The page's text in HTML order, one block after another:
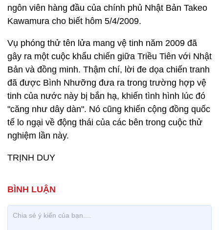
ngôn viên hàng đầu của chính phủ Nhật Bản Takeo
Kawamura cho biết hôm 5/4/2009.
Vụ phóng thử tên lửa mang vệ tinh năm 2009 đã
gây ra một cuộc khẩu chiến giữa Triều Tiên với Nhật
Bản và đồng minh. Thậm chí, lời đe dọa chiến tranh
đã được Bình Nhưỡng đưa ra trong trường hợp vệ
tinh của nước này bị bắn hạ, khiến tình hình lúc đó
"căng như dây dàn". Nó cũng khiến cộng đồng quốc
tế lo ngại về động thái của các bên trong cuộc thử
nghiệm lần này.
TRỊNH DUY